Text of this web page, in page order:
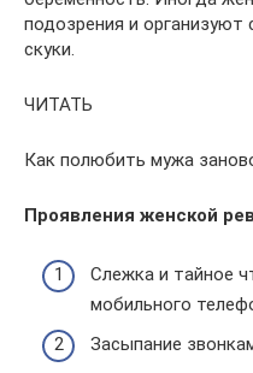
подозрения и
скуки.
ЧИТАТЬ
Как полюбить мужа
Проявления женской
Слежка и тайное
мобильного
Засыпание